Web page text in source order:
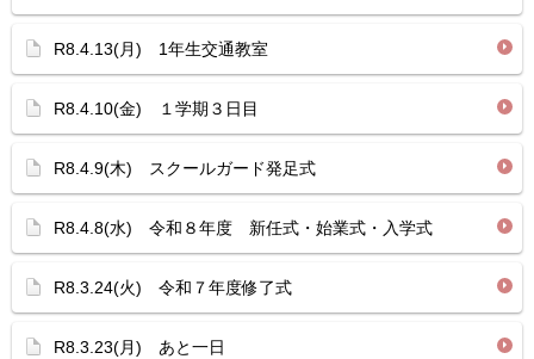
R8.4.13(月) 1年生交通教室
R8.4.10(金) １学期３日目
R8.4.9(木) スクールガード発足式
R8.4.8(水) 令和８年度 新任式・始業式・入学式
R8.3.24(火) 令和７年度修了式
R8.3.23(月) あと一日